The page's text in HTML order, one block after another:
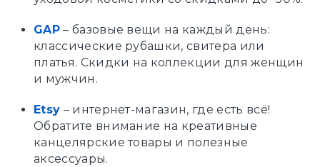
GAP– базовые вещи на каждый день:
классические рубашки, свитера или
платья. Скидки на коллекции для женщин
и мужчин.
Etsy – интернет-магазин, где есть всё!
Обратите внимание на креативные
канцелярские товары и полезные
аксессуары.